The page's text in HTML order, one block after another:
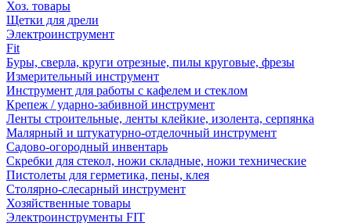
Хоз. товары
Щетки для дрели
Электроинструмент
Fit
Буры, сверла, круги отрезные, пилы круговые, фрезы
Измерительный инструмент
Инструмент для работы с кафелем и стеклом
Крепеж / ударно-забивной инструмент
Ленты строительные, ленты клейкие, изолента, серпянка
Малярный и штукатурно-отделочный инструмент
Садово-огородный инвентарь
Скребки для стекол, ножи складные, ножи технические
Пистолеты для герметика, пены, клея
Столярно-слесарный инструмент
Хозяйственные товары
Электроинструменты FIT